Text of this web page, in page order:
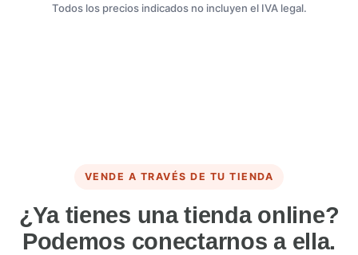
Todos los precios indicados no incluyen el IVA legal.
VENDE A TRAVÉS DE TU TIENDA
¿Ya tienes una tienda online?
Podemos conectarnos a ella.